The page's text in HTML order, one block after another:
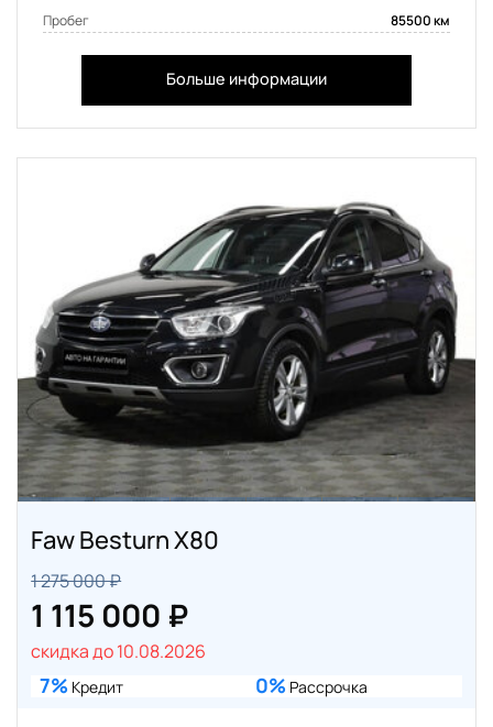
Пробег 85500 км
Больше информации
Faw Besturn X80
1 275 000 ₽
1 115 000 ₽
скидка до 10.08.2026
7% Кредит 0% Рассрочка